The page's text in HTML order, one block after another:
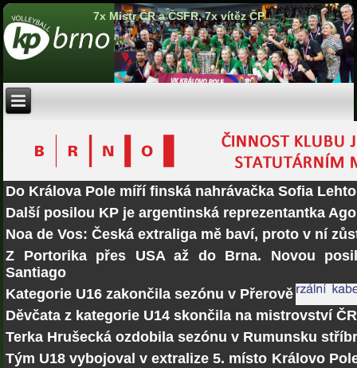
7x Mistr ČR a ČSFR, 7x vítěz ČP
Do Králova Pole míří finská nahrávačka Sofia Lehto
Další posilou KP je argentinská reprezentantka
Noa de Vos: Česká extraliga mě baví, proto v ní
Z Portorika přes USA až do Brna. Novou
Santiago
Kategorie U16 zakončila sezónu v Přerově
Děvčata z kategorie U14 skončila na mistrovství
Terka Hrušecká ozdobila sezónu v Rumunsku
Tým U18 vybojoval v extralize 5. místo Královo